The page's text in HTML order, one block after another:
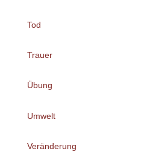
Tod
Trauer
Übung
Umwelt
Veränderung